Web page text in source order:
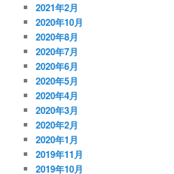
2021年2月
2020年10月
2020年8月
2020年7月
2020年6月
2020年5月
2020年4月
2020年3月
2020年2月
2020年1月
2019年11月
2019年10月